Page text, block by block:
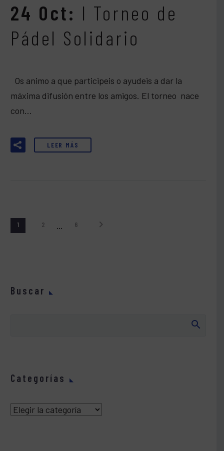
24 Oct: I Torneo de
Pádel Solidario
Os animo a que participeis o ayudeis a dar la
máxima difusión entre los amigos. El torneo nace
con…
LEER MÁS
1 2 … 6
Buscar
Categorías
Categorías